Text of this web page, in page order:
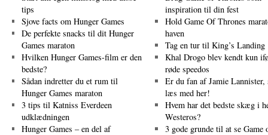
tips
Sjove facts om Hunger Games
De perfekte snacks til dit Hunger
Games maraton
Hvilken Hunger Games-film er den
bedste?
Sådan indretter du et rum til
Hunger Games maraton
3 tips til Katniss Everdeen
udklædningen
Hunger Games – en del af
inspiration til din fest
Hold Game Of Thrones
haven
Tag en tur til King’s Landing
Khal Drogo blev kendt kun
røde speedos
Er du fan af Jamie Lannister,
læs med her!
Hvem har det bedste skæg i
Westeros?
3 gode grunde til at se Game